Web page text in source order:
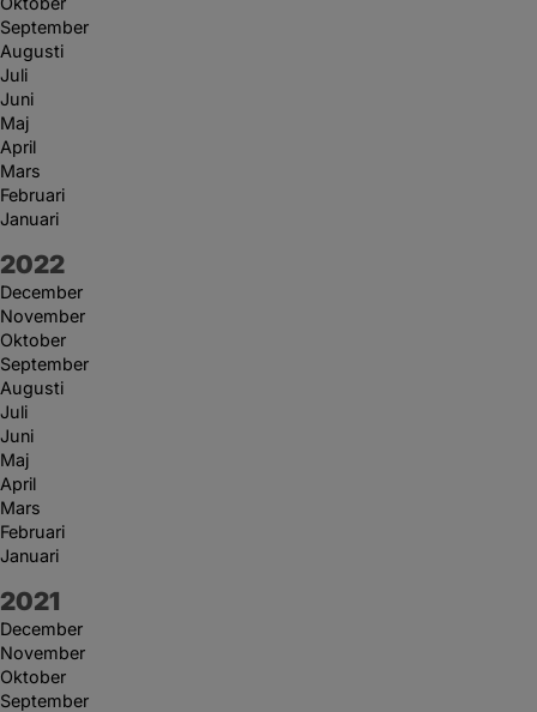
September
Augusti
Juli
Juni
Maj
April
Mars
Februari
Januari
År:
2022
December
November
Oktober
September
Augusti
Juli
Juni
Maj
April
Mars
Februari
Januari
År:
2021
December
November
Oktober
September